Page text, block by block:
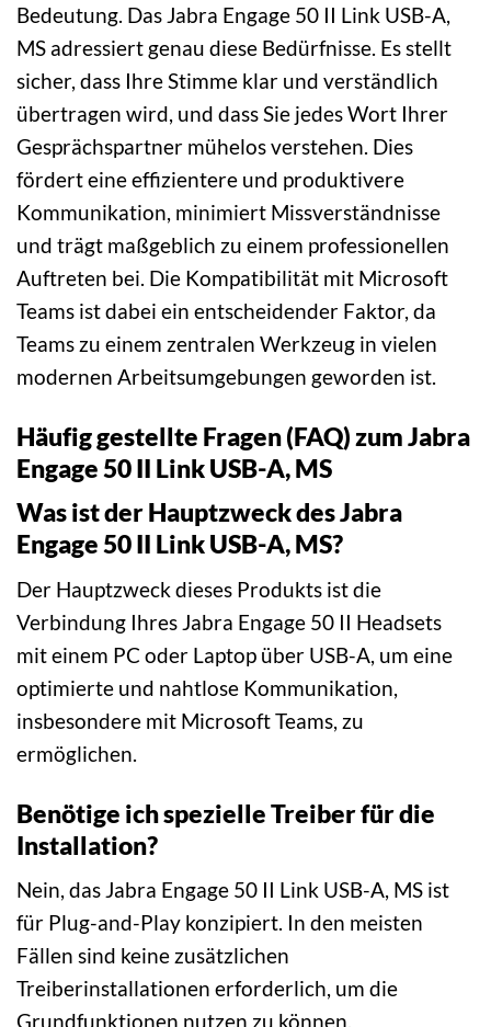
Bedeutung. Das Jabra Engage 50 II Link USB-A,
MS adressiert genau diese Bedürfnisse. Es stellt
sicher, dass Ihre Stimme klar und verständlich
übertragen wird, und dass Sie jedes Wort Ihrer
Gesprächspartner mühelos verstehen. Dies
fördert eine effizientere und produktivere
Kommunikation, minimiert Missverständnisse
und trägt maßgeblich zu einem professionellen
Auftreten bei. Die Kompatibilität mit Microsoft
Teams ist dabei ein entscheidender Faktor, da
Teams zu einem zentralen Werkzeug in vielen
modernen Arbeitsumgebungen geworden ist.
Häufig gestellte Fragen (FAQ) zum Jabra
Engage 50 II Link USB-A, MS
Was ist der Hauptzweck des Jabra
Engage 50 II Link USB-A, MS?
Der Hauptzweck dieses Produkts ist die
Verbindung Ihres Jabra Engage 50 II Headsets
mit einem PC oder Laptop über USB-A, um eine
optimierte und nahtlose Kommunikation,
insbesondere mit Microsoft Teams, zu
ermöglichen.
Benötige ich spezielle Treiber für die
Installation?
Nein, das Jabra Engage 50 II Link USB-A, MS ist
für Plug-and-Play konzipiert. In den meisten
Fällen sind keine zusätzlichen
Treiberinstallationen erforderlich, um die
Grundfunktionen nutzen zu können.